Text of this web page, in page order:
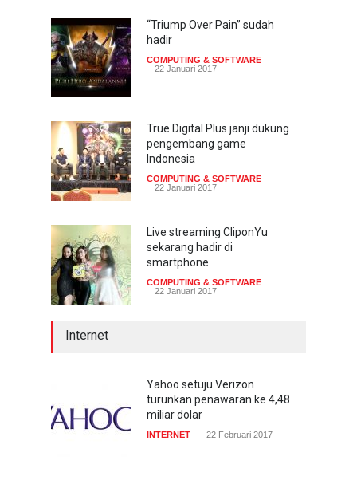
pandangan mata
TECH SPEC
gencar
COMPUTING & SOFTWARE
7 Januari 2017
“Triump Over Pain” sudah
hadir
COMPUTING & SOFTWARE
22 Januari 2017
True Digital Plus janji dukung
pengembang game
Indonesia
COMPUTING & SOFTWARE
22 Januari 2017
Live streaming CliponYu
sekarang hadir di
smartphone
COMPUTING & SOFTWARE
22 Januari 2017
Internet
Yahoo setuju Verizon
turunkan penawaran ke 4,48
miliar dolar
INTERNET 22 Februari 2017